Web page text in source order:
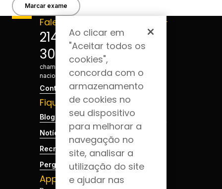
Marcar exame
Fale connosco
214 124
300
*Custo de
chamada para a rede fixa
nacional
Contactos
Fique por dentro
Blog da Saúde
Notícias
Recrutamento
Perguntas Frequentes
App JCS
Acompanhe-
Ao clicar em
"Aceitar todos os
cookies",
concorda com o
armazenamento
de cookies no
seu dispositivo
para melhorar a
navegação no
site, analisar a
utilização do site
e ajudar nas